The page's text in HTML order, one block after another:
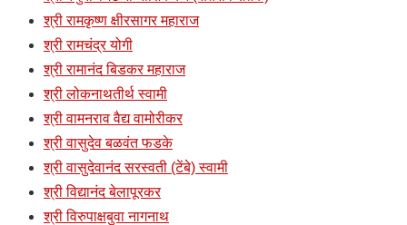
श्री रामकृष्ण क्षीरसागर महाराज
श्री रामचंद्र योगी
श्री रामानंद बिडकर महाराज
श्री लोकनाथतीर्थ स्वामी
श्री वामनराव वैद्य वामोरीकर
श्री वासुदेव बळवंत फडके
श्री वासुदेवानंद सरस्वती (टेंबे) स्वामी
श्री विद्यानंद बेलापूरकर
श्री विरुपाक्षबुवा नागनाथ